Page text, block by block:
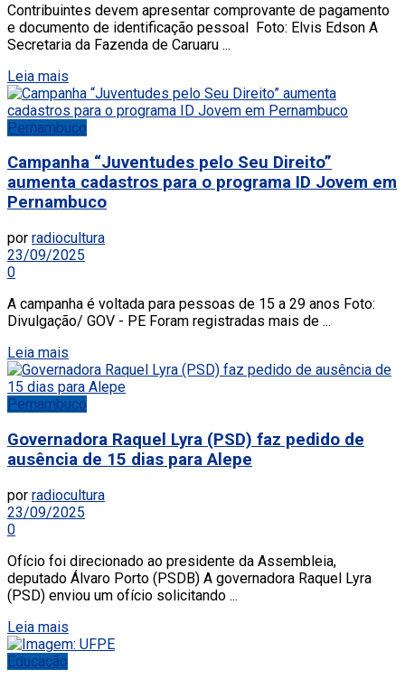
Contribuintes devem apresentar comprovante de pagamento
e documento de identificação pessoal Foto: Elvis Edson A
Secretaria da Fazenda de Caruaru ...
Leia mais
Pernambuco
Campanha “Juventudes pelo Seu Direito”
aumenta cadastros para o programa ID Jovem em
Pernambuco
por radiocultura
23/09/2025
0
A campanha é voltada para pessoas de 15 a 29 anos Foto:
Divulgação/ GOV - PE Foram registradas mais de ...
Leia mais
Pernambuco
Governadora Raquel Lyra (PSD) faz pedido de
ausência de 15 dias para Alepe
por radiocultura
23/09/2025
0
Ofício foi direcionado ao presidente da Assembleia,
deputado Álvaro Porto (PSDB) A governadora Raquel Lyra
(PSD) enviou um ofício solicitando ...
Leia mais
Educação